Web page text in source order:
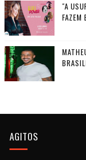
"A
FAZEM
AGITOS